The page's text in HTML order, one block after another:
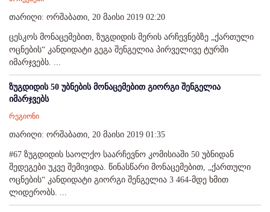
თარიღი: ორშაბათი, 20 მაისი 2019 02:20
ცესკოს მონაცემებით, ზუგდიდის მერის არჩევნებზე „ქართული
ოცნების“ კანდიდატი გეგა შენგელია პირველივე ტურში
იმარჯვებს. ...
ზუგდიდის 50 უბნების მონაცემებით გიორგი შენგელია
იმარჯვებს
რეგიონი
თარიღი: ორშაბათი, 20 მაისი 2019 01:35
#67 ზუგდიდის საოლქო საარჩევნო კომისიაში 50 უბნიდან
შედეგები უკვე შემივიდა. წინასწარი მონაცემებით, „ქართული
ოცნების“ კანდიდატი გიორგი შენგელია 3 464-მდე ხმით
ლიდერობს. ...